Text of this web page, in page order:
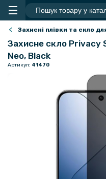
Захисні плівки та скло
Захисне скло Privacy
Neo, Black
Артикул: 41470